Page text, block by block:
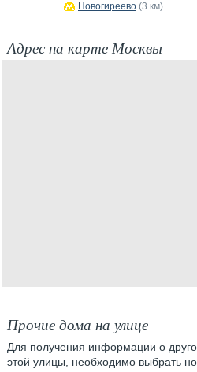
Новогиреево (3 км)
Адрес на карте Москвы
Прочие дома на улице
Для получения информации о
этой улицы, необходимо выбрать